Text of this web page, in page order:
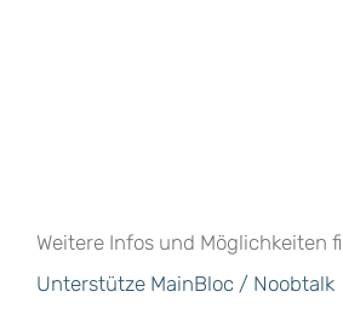
Weitere Infos und Möglichkeiten
Unterstütze MainBloc / Noobtalk